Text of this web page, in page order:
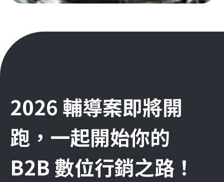
2026 輔導案即將開
跑，一起開始你的
B2B 數位行銷之路！